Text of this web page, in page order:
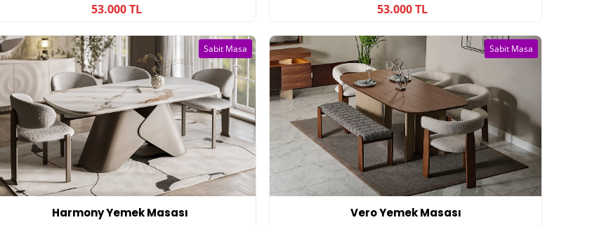
53.000 TL 53.000 TL
Harmony Yemek Masası
Sabit Masa
Vero Yemek Masası
Sabit Masa